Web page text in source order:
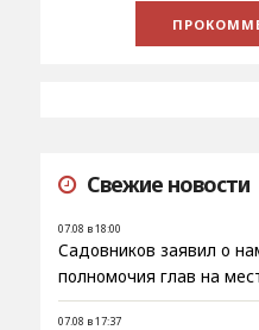
Свежие новости
07.08 в 18:00
Садовников заявил о
полномочия глав на
07.08 в 17:37